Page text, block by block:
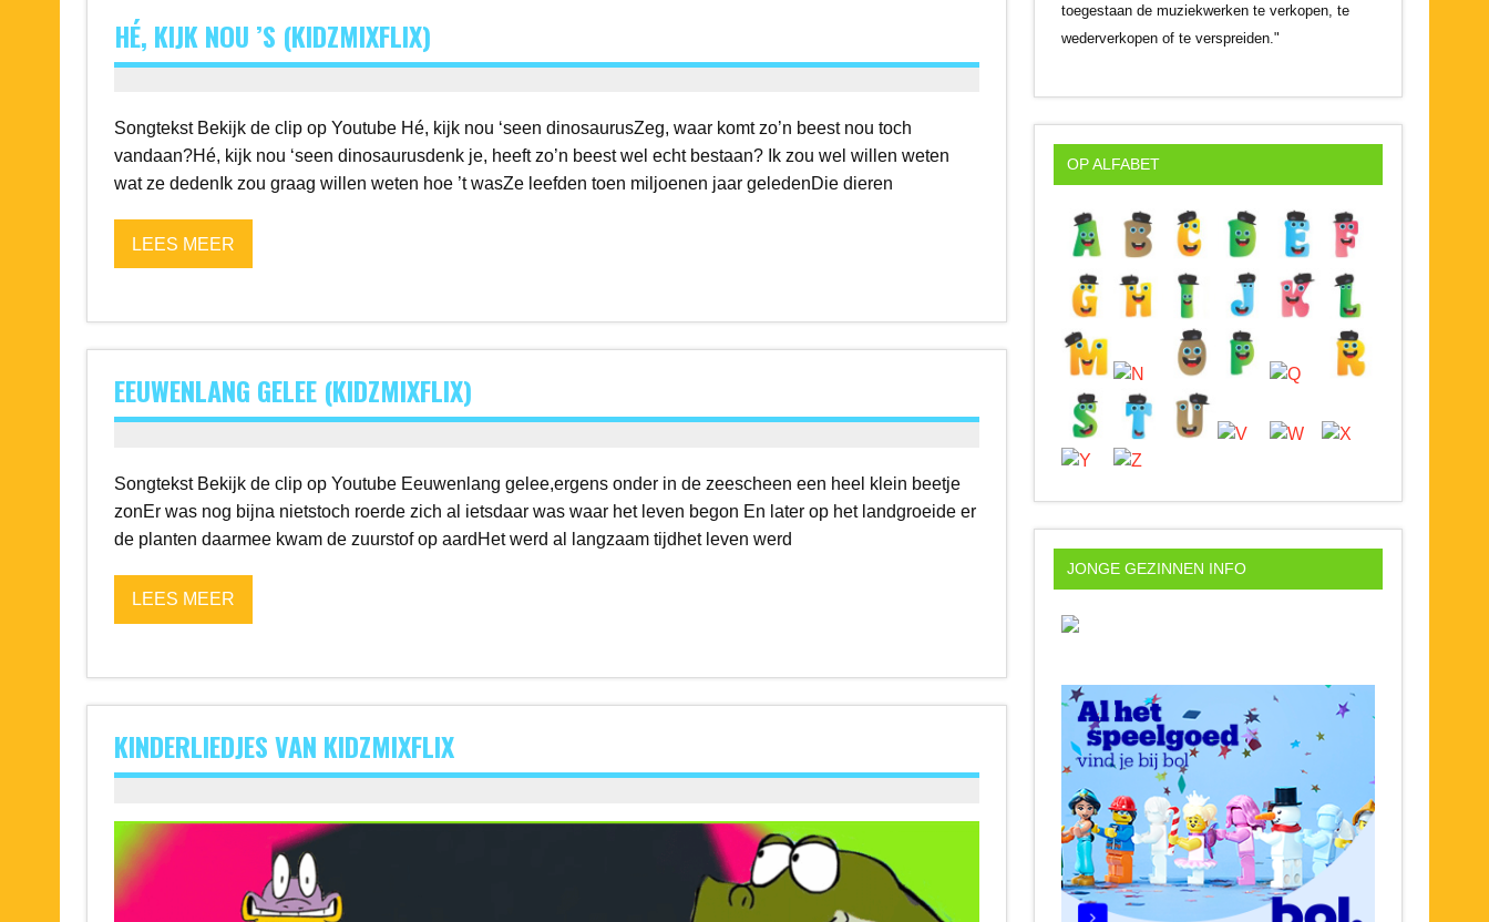
HÉ, KIJK NOU ’S (KIDZMIXFLIX)
Songtekst Bekijk de clip op Youtube Hé, kijk nou ‘seen dinosaurusZeg, waar komt zo’n beest nou toch
vandaan?Hé, kijk nou ‘seen dinosaurusdenk je, heeft zo’n beest wel echt bestaan? Ik zou wel willen weten
wat ze dedenIk zou graag willen weten hoe ’t wasZe leefden toen miljoenen jaar geledenDie dieren
LEES MEER
EEUWENLANG GELEE (KIDZMIXFLIX)
Songtekst Bekijk de clip op Youtube Eeuwenlang gelee,ergens onder in de zeescheen een heel klein beetje
zonEr was nog bijna nietstoch roerde zich al ietsdaar was waar het leven begon En later op het landgroeide er
de planten daarmee kwam de zuurstof op aardHet werd al langzaam tijdhet leven werd
LEES MEER
KINDERLIEDJES VAN KIDZMIXFLIX
toegestaan de muziekwerken te verkopen, te
wederverkopen of te verspreiden."
OP ALFABET
JONGE GEZINNEN INFO